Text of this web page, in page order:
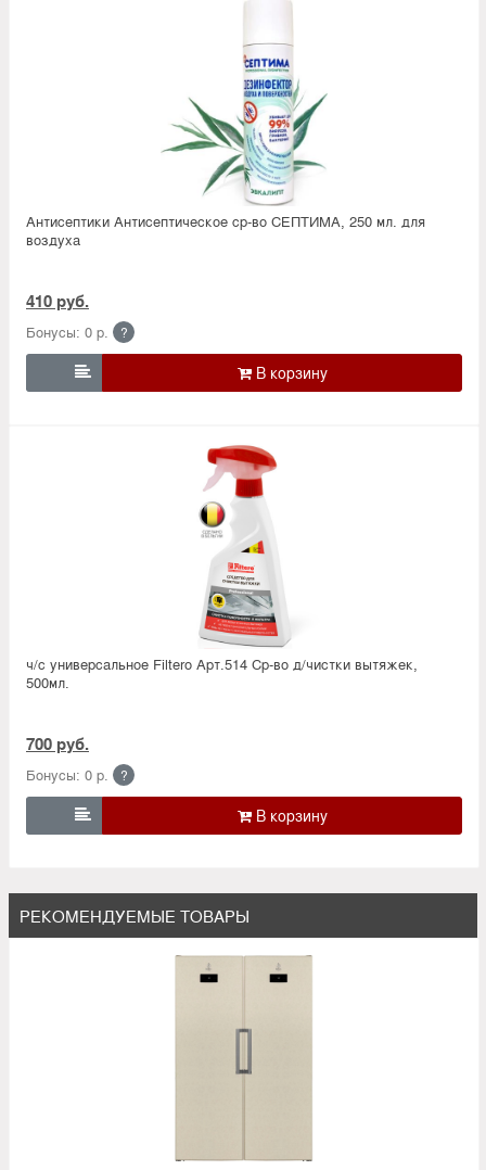
Антисептики Антисептическое ср-во СЕПТИМА, 250 мл. для
воздуха
410 руб.
Бонусы: 0 р. ?

ч/с универсальное Filtero Арт.514 Ср-во д/чистки вытяжек,
500мл.
700 руб.
Бонусы: 0 р. ?

РЕКОМЕНДУЕМЫЕ ТОВАРЫ